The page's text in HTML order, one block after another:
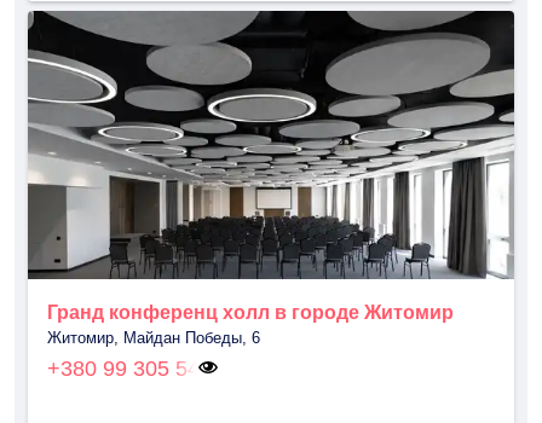
Гранд конференц холл в городе Житомир
Житомир, Майдан Победы, 6
+380 99 305 54